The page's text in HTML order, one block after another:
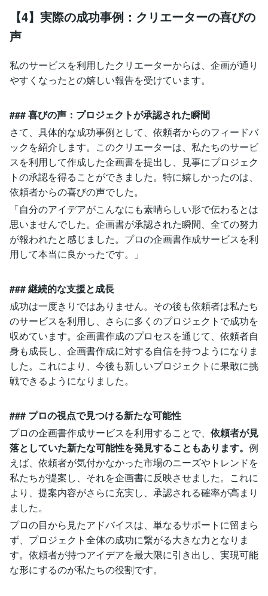
【4】実際の成功事例：クリエーターの喜びの
声
私のサービスを利用したクリエーターからは、企画が通り
やすくなったとの嬉しい報告を受けています。
### 喜びの声：プロジェクトが承認された瞬間
さて、具体的な成功事例として、依頼者からのフィードバ
ックを紹介します。このクリエーターは、私たちのサービ
スを利用して作成した企画書を提出し、見事にプロジェク
トの承認を得ることができました。特に嬉しかったのは、
依頼者からの喜びの声でした。
「自分のアイデアがこんなにも素晴らしい形で伝わるとは
思いませんでした。企画書が承認された瞬間、全ての努力
が報われたと感じました。プロの企画書作成サービスを利
用して本当に良かったです。」
### 継続的な支援と成長
成功は一度きりではありません。その後も依頼者は私たち
のサービスを利用し、さらに多くのプロジェクトで成功を
収めています。企画書作成のプロセスを通じて、依頼者自
身も成長し、企画書作成に対する自信を持つようになりま
した。これにより、今後も新しいプロジェクトに果敢に挑
戦できるようになりました。
### プロの視点で見つける新たな可能性
プロの企画書作成サービスを利用することで、 依頼者が見
落としていた新たな可能性を発見することもあります。 例
えば、依頼者が気付かなかった市場のニーズやトレンドを
私たちが提案し、それを企画書に反映させました。これに
より、提案内容がさらに充実し、承認される確率が高まり
ました。
プロの目から見たアドバイスは、単なるサポートに留まら
ず、プロジェクト全体の成功に繋がる大きな力となりま
す。依頼者が持つアイデアを最大限に引き出し、実現可能
な形にするのが私たちの役割です。